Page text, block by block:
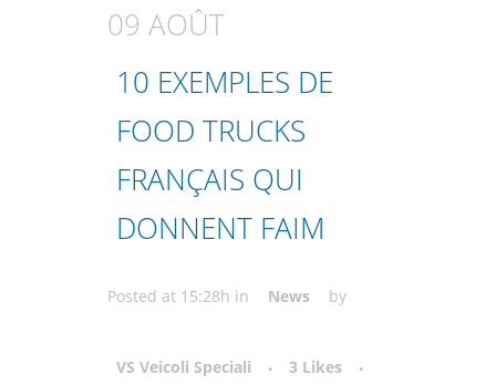
09 AOÛT
10 EXEMPLES DE
FOOD TRUCKS
FRANÇAIS QUI
DONNENT FAIM
Posted at 15:28h in News by
VS Veicoli Speciali 3 Likes